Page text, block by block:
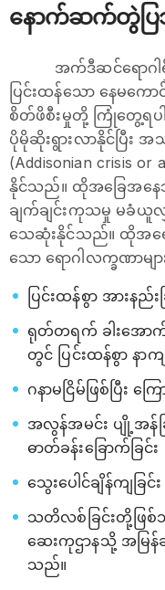
နောက်ဆက်တွဲပြ
အက်ဒီဆင်ရောဂ
ပြင်းထန်သော နေမကေ
စိတ်ဖိစီးမှုတို့ ကြုံတွေ့ရပါ
ပိုမိုဆိုးရွားလာနိုင်ပြီး
(Addisonian crisis or
နိုင်သည်။ ထိုအခြေအနေသ
ချက်ချင်းကုသမှု မခံယူ
သေဆုံးနိုင်သည်။ ထိုအရေ
သော ရောဂါလက္ခဏာမ
ပြင်းထန်စွာ အားနည်း
ရုတ်တရက် ခါးအောက်
တွင် ပြင်းထန်စွာ နာကျ
ဂနာမငြိမ်ဖြစ်ပြီး က
အလွန်အမင်း ပျို့အန်ခြ
ဓာတ်ခန်းခြောက်ခြင်း
သွေးပေါင်ချိန်ကျခြင်း
သတိလစ်ခြင်းတို့ဖြစ်
ဆေးကုဌာနသို့ အမြ
သည်။